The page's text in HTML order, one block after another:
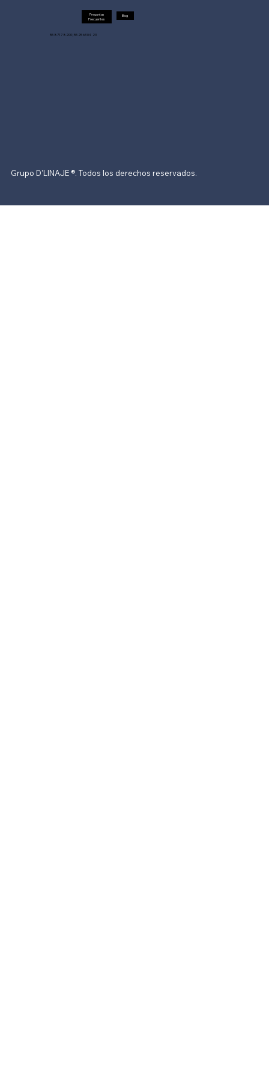
Blog
Preguntas
Frecuentes
55 8717 8200 | 55 25 63 04 23
Grupo D'LINAJE ®. Todos los derechos reservados.